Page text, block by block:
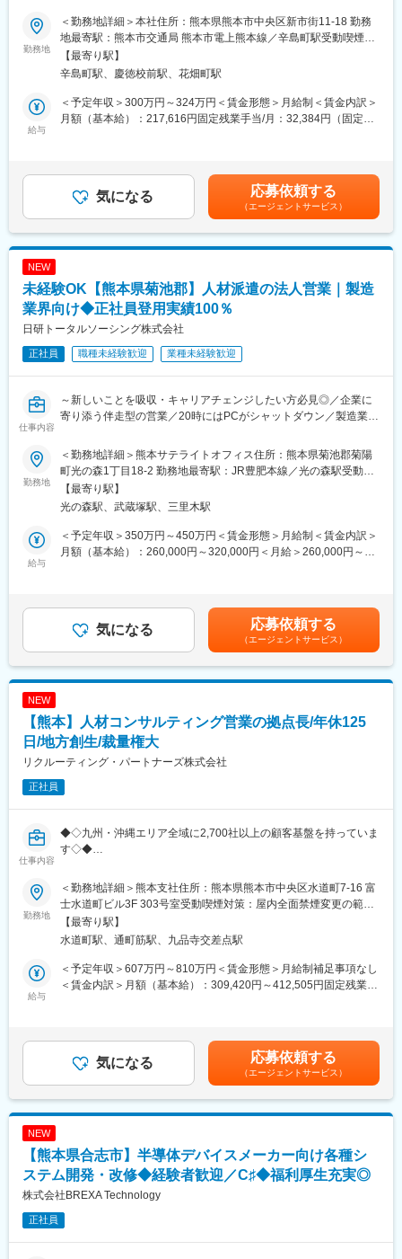
※近い将来的に上記業務等へチャレンジできるエンジニアへ育成す
る方針です。
■職務内容：当社とプライム契約を結んでいる大手メーカーやSIer
にて、ソフトウェア設計・開発業務を担当いただきます。
・産業用ロボット画像処理システムの設計や開発
・点群処理技術を用いたアプリケーション開発
変更の範囲：会社の定める業務
売上を拡大へ！社会の発展に貢献
■業務内容：
＜アウトバウンド業務＞
当社が扱う商材の発信業務をお任せします。「良い人が採用でき
ない…」そんな悩みを抱える企業様に対し、当社の多彩な求人サ
ービスを提案し、経営課題を解決に導くお仕事です。単に電話を
＜インバウンド業務＞
採用窓口として応募者からのお問い合わせやその後の面接設定ま
で行っていただく業務です。将来的にはRPO部隊の設立を目指し
■入社後のキャリアパス：
▽オペレーター（入社～）
まずは研修とOJTで商品知識や提案方法を習得。先輩が隣でしっ
▽SV（スーパーバイザー）職（最短3ヶ月～）
能です。
▽マネージャー職
も関わるマネージャーへ。
■当ポジションの魅力：
◇大手グループの安定基盤 × スタートアップの裁量権
にぴったりの環境です。私たちは大手DYMグループの一員であり
ながら、熊本はまだ新しい組織。あなたのアイデアや「こうした
新しい一歩を応援したいから、経験に関わらずこの給与額からス
タート。さらに、成果は毎月のインセンティブと年4回の昇給チャ
ンスでしっかりと還元します。頑張った分だけ、着実に収入もキ
です。
変更の範囲：会社の定める業務 ※グループ会社への出向を含む
勤務地
＜勤務地詳細＞本社住所：熊本県熊本市中央区新市街11-18 勤務
地最寄駅：熊本市交通局 熊本市電上熊本線／辛島町駅受動喫煙対
策：屋内全面禁煙変更の範囲：会社の定める事業所
【最寄り駅】
辛島町駅、慶徳校前駅、花畑町駅
給与
＜予定年収＞300万円～324万円＜賃金形態＞月給制＜賃金内訳＞
月額（基本給）：217,616円固定残業手当/月：32,384円（固定残
通じて上下する可能性があります。月給(月額)は固定手当を含めた
表記です。気になる 応募依頼する
（エージェントサービス）
NEW
未経験OK【熊本県菊池郡】人材派遣の法人営業｜製造
業界向け◆正社員登用実績100％
日研トータルソーシング株式会社
正社員 職種未経験歓迎 業種未経験歓迎
仕事内容
～新しいことを吸収・キャリアチェンジしたい方必見◎／企業に
寄り添う伴走型の営業／20時にはPCがシャットダウン／製造業界
■業務内容：
当社エンジニア事業部にて、法人営業業務をお任せします。大手
メーカーを中心に、エンジニア派遣や技術請負サービスの営業活
動を行います。未経験の方も、丁寧なOJTがあるので安心してく
ださいね。
◇業務フォロー
◇契約書作成など
幅広い業務を通じて、技術者のキャリア支援と企業の課題解決に
技術者と企業をつなぐ役割を担うポジションです。
・「会社にとって本当に必要な人材はどんな方だろう」と考え、
企業に寄り添う伴走型の営業です。そのため、厳密なノルマはあ
70代までと、幅広い年齢層の方が就業中です。
最初は丁寧にOJTにて先輩サポートからスタートし、徐々に業務
をお任せします。
■組織構成：
■働く環境：
当社は、1981年の創業以来、自動車、エレクトロニクス、半導体
全などの幅広い分野でサービス提供を行っており、大手メーカー
をはじめ約5,300の企業と取引実績があります。
勤務地
＜勤務地詳細＞熊本サテライトオフィス住所：熊本県菊池郡菊陽
町光の森1丁目18-2 勤務地最寄駅：JR豊肥本線／光の森駅受動喫
煙対策：屋内全面禁煙変更の範囲：会社の定める事業所
【最寄り駅】
光の森駅、武蔵塚駅、三里木駅
給与
＜予定年収＞350万円～450万円＜賃金形態＞月給制＜賃金内訳＞
月額（基本給）：260,000円～320,000円＜月給＞260,000円～
能性があります。月給(月額)は固定手当を含めた表記です。
気になる 応募依頼する
（エージェントサービス）
NEW
【熊本】人材コンサルティング営業の拠点長/年休125
日/地方創生/裁量権大
リクルーティング・パートナーズ株式会社
正社員
仕事内容
◆◇九州・沖縄エリア全域に2,700社以上の顧客基盤を持っていま
す◇◆
■業務内容：
拠点長として、当社や支社のファンになっていただける企業を増
やすことがミッションです。将来的には支社の継続を目指し、利
益の確保に注力しつつ、既存商品の発展や拠点独自の取り組みや
サービスの発展に取り組んでいただきます。
〇エリア拠点長や営業組織マネジャーなどの事業リーダーポジシ
ョンで、メンバーの組織マネジメントを担当していただきます。
会いし、そのお客様を必ず守ることを重視しています。顧客起点
のスタンスを大切にしています。
〇アルバイトから契約社員・正社員領域まで総合的にサービスを
「人材」という切り口で解決することが可能です。
■当社について：
勤務地
＜勤務地詳細＞熊本支社住所：熊本県熊本市中央区水道町7-16 富
士水道町ビル3F 303号室受動喫煙対策：屋内全面禁煙変更の範
囲：会社の定める事業所
【最寄り駅】
水道町駅、通町筋駅、九品寺交差点駅
給与
＜予定年収＞607万円～810万円＜賃金形態＞月給制補足事項なし
＜賃金内訳＞月額（基本給）：309,420円～412,505円固定残業手
給与補足＞※経験、能力を考慮し決定します。■給与改定・昇給昇
格：年2回（1月・7月）■賞与実績：年1回：6月※業績による賃金
はあくまでも目安の金額であり、選考を通じて上下する可能性が
あります。月給(月額)は固定手当を含めた表記です。
気になる 応募依頼する
（エージェントサービス）
NEW
【熊本県合志市】半導体デバイスメーカー向け各種シ
ステム開発・改修◆経験者歓迎／C♯◆福利厚生充実◎
株式会社BREXA Technology
正社員